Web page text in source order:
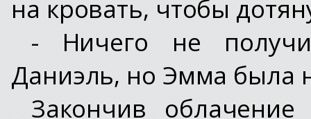
на кровать, чтобы
- Ничего не
Даниэль, но Эмма была
Закончив